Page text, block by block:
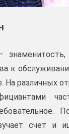
к
На различных
счет и